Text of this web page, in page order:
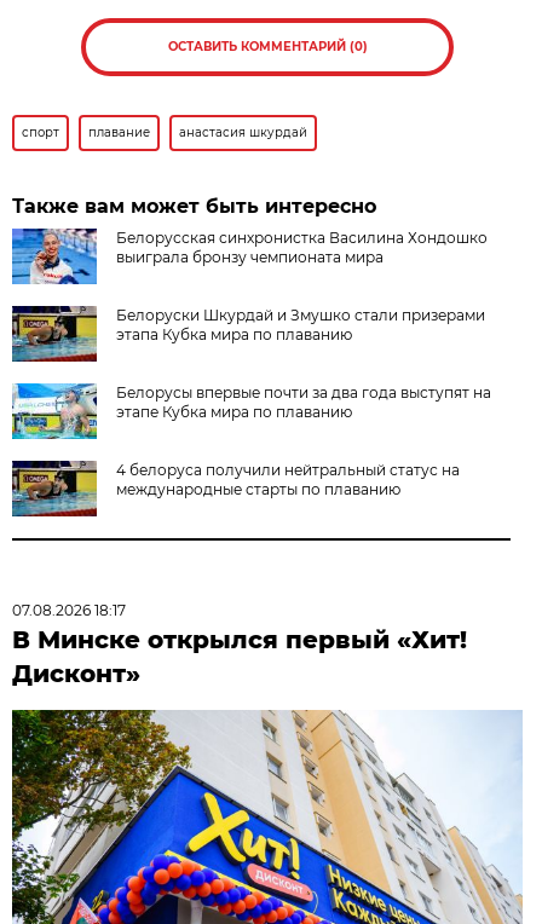
ОСТАВИТЬ КОММЕНТАРИЙ (0)
спорт плавание анастасия шкурдай
Также вам может быть интересно
Белорусская синхронистка Василина Хондошко
выиграла бронзу чемпионата мира
Белоруски Шкурдай и Змушко стали призерами
этапа Кубка мира по плаванию
Белорусы впервые почти за два года выступят на
этапе Кубка мира по плаванию
4 белоруса получили нейтральный статус на
международные старты по плаванию
07.08.2026 18:17
В Минске открылся первый «Хит!
Дисконт»